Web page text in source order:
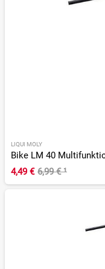
LIQUI MOLY
Bike LM 40
4,49 € 6,99 €¹